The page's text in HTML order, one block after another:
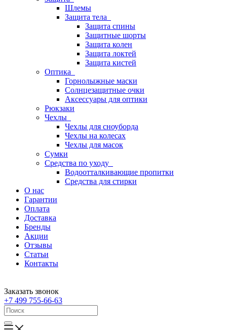
Шлемы
Защита тела
Защита спины
Защитные шорты
Защита колен
Защита локтей
Защита кистей
Оптика
Горнолыжные маски
Солнцезащитные очки
Аксессуары для оптики
Рюкзаки
Чехлы
Чехлы для сноуборда
Чехлы на колесах
Чехлы для масок
Сумки
Средства по уходу
Водоотталкивающие пропитки
Средства для стирки
О нас
Гарантии
Оплата
Доставка
Бренды
Акции
Отзывы
Статьи
Контакты
Заказать звонок
+7 499 755-66-63